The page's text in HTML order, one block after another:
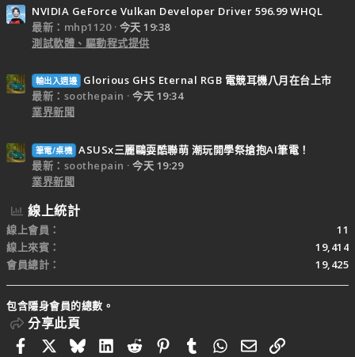
NVIDIA GeForce Vulkan Developer Driver 596.99 WHQL
最新：mhp1120
今天 19:38
測試軟體、驅動程式提供
輸出入週邊
Glorious GHS Eternal RGB 電競耳機八月在台上市
最新：soothepain
今天 19:34
業界新聞
筆電/桌機 ASUSx三麗鷗耍酷聯萌 潮玩開學祭搶抱AI筆電！
最新：soothepain
今天 19:29
業界新聞
線上統計
線上會員
11
線上來賓
19,414
會員總計
19,425
包含隱身會員的總數。
分享此頁
FacebookBlueskyLinkedIn
RedditPinterestTumblrWhatsApp
電子郵件
連結